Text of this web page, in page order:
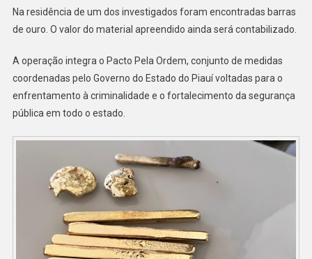
Na residência de um dos investigados foram encontradas barras
de ouro. O valor do material apreendido ainda será contabilizado.
A operação integra o Pacto Pela Ordem, conjunto de medidas
coordenadas pelo Governo do Estado do Piauí voltadas para o
enfrentamento à criminalidade e o fortalecimento da segurança
pública em todo o estado.